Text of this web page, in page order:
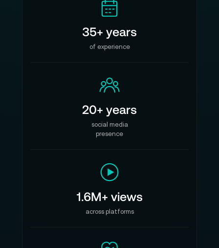
35+ years
of experience
20+ years
social media
presence
1.6M+ views
across platforms